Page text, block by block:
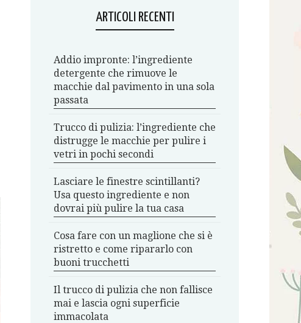
ARTICOLI RECENTI
Addio impronte: l’ingrediente
detergente che rimuove le
macchie dal pavimento in una sola
passata
Trucco di pulizia: l’ingrediente che
distrugge le macchie per pulire i
vetri in pochi secondi
Lasciare le finestre scintillanti?
Usa questo ingrediente e non
dovrai più pulire la tua casa
Cosa fare con un maglione che si è
ristretto e come ripararlo con
buoni trucchetti
Il trucco di pulizia che non fallisce
mai e lascia ogni superficie
immacolata